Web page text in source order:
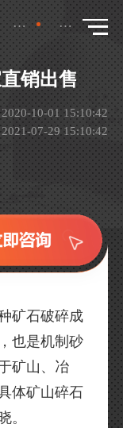
行业新闻 详情
销出售
10-01 15:10:42
07-29 15:10:42
矿石破碎成
也是机制砂
矿山、冶
体矿山碎石
。